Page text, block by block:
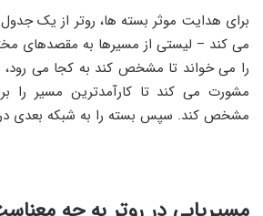
برای هدایت موثر بسته ها، روتر از یک
می کند – لیستی از مسیرها به مقصدهای
را می خواند تا مشخص کند به کجا می
مشورت می کند تا کارآمدترین مسیر را
مشخص کند. سپس بسته را به شبکه بعدی